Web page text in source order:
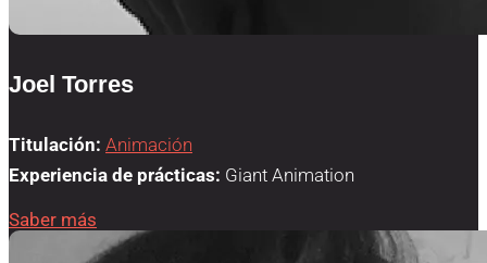
Joel Torres
Titulación: Animación
Experiencia de prácticas: Giant Animation
Saber más